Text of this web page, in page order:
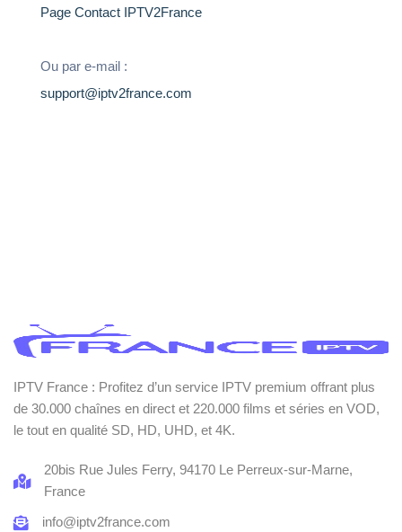
Page Contact IPTV2France
Ou par e-mail :
support@iptv2france.com
IPTV France : Profitez d’un service IPTV premium offrant plus
de 30.000 chaînes en direct et 220.000 films et séries en VOD,
le tout en qualité SD, HD, UHD, et 4K.
20bis Rue Jules Ferry, 94170 Le Perreux-sur-Marne,
France
info@iptv2france.com